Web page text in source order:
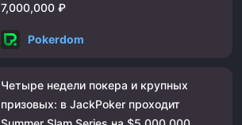
7,000,000 ₽
Pokerdom
Четыре недели покера и крупных
призовых: в JackPoker проходит